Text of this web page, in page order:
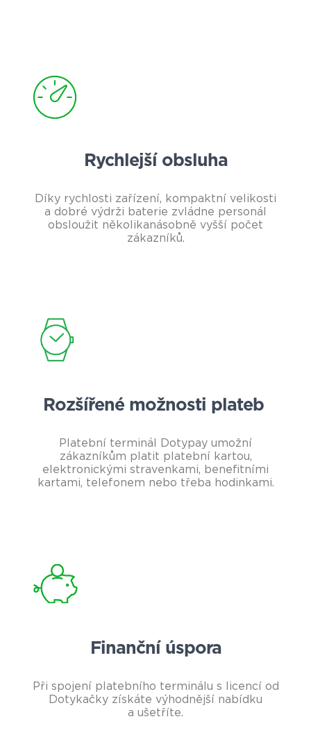
Rychlejší obsluha
Díky rychlosti zařízení, kompaktní velikosti
a dobré výdrži baterie zvládne personál
obsloužit několikanásobně vyšší počet
zákazníků.
Rozšířené možnosti plateb
Platební terminál Dotypay umožní
zákazníkům platit platební kartou,
elektronickými stravenkami, benefitními
kartami, telefonem nebo třeba hodinkami.
Finanční úspora
Při spojení platebního terminálu s licencí od
Dotykačky získáte výhodnější nabídku
a ušetříte.